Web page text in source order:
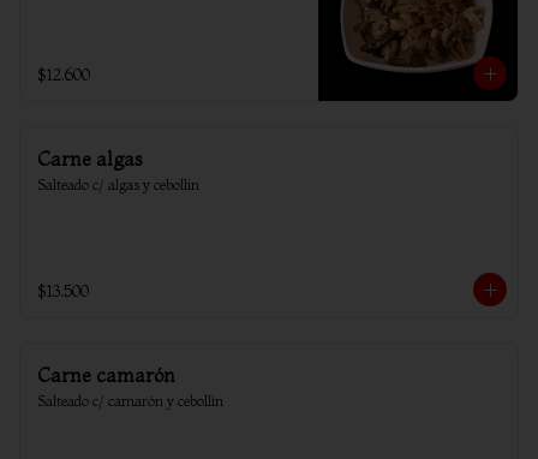
$12.600
Carne algas
Salteado c/ algas y cebollin
$13.500
Carne camarón
Salteado c/ camarón y cebollín